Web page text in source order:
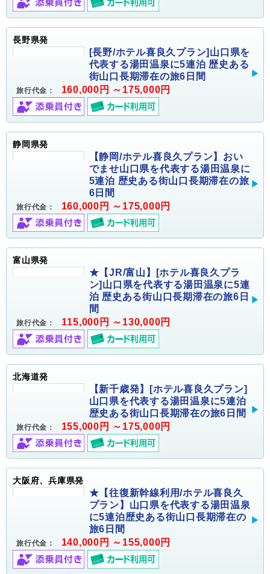
長野県発
[長野/ホテル喜良久プラン]山口県を
代表する湯田温泉に5連泊 歴史ある
街山口長期滞在の旅6日間
旅行代金： 160,000円 ～175,000円
静岡県発
【静岡/ホテル喜良久プラン】おい
でませ山口県を代表する湯田温泉に
5連泊 歴史ある街山口長期滞在の旅
6日間
旅行代金： 160,000円 ～175,000円
富山県発
★【JR/富山】[ホテル喜良久プラ
ン]山口県を代表する湯田温泉に5連
泊 歴史ある街山口長期滞在の旅6日
間
旅行代金： 115,000円 ～130,000円
北海道発
【新千歳発】[ホテル喜良久プラン]
山口県を代表する湯田温泉に5連泊
歴史ある街山口長期滞在の旅6日間
旅行代金： 155,000円 ～175,000円
大阪府、兵庫県発
★【往復新幹線利用/ホテル喜良久
プラン】山口県を代表する湯田温泉
に5連泊歴史ある街山口長期滞在の
旅6日間
旅行代金： 140,000円 ～155,000円